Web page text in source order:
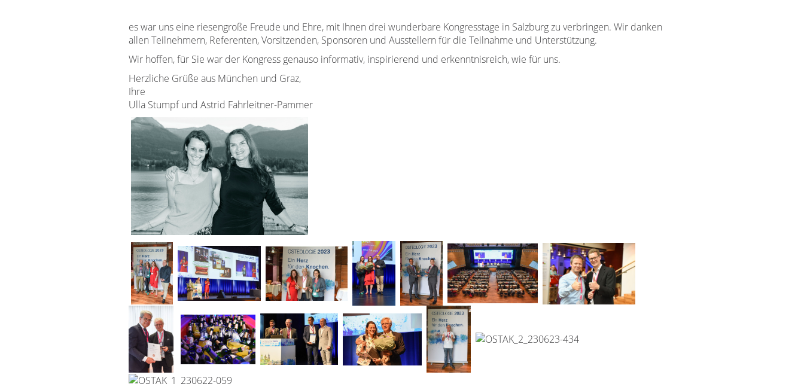
es war uns eine riesengroße Freude und Ehre, mit Ihnen drei wunderbare Kongresstage in Salzburg zu verbringen. Wir danken
allen Teilnehmern, Referenten, Vorsitzenden, Sponsoren und Ausstellern für die Teilnahme und Unterstützung.
Wir hoffen, für Sie war der Kongress genauso informativ, inspirierend und erkenntnisreich, wie für uns.
Herzliche Grüße aus München und Graz,
Ihre
Ulla Stumpf und Astrid Fahrleitner-Pammer